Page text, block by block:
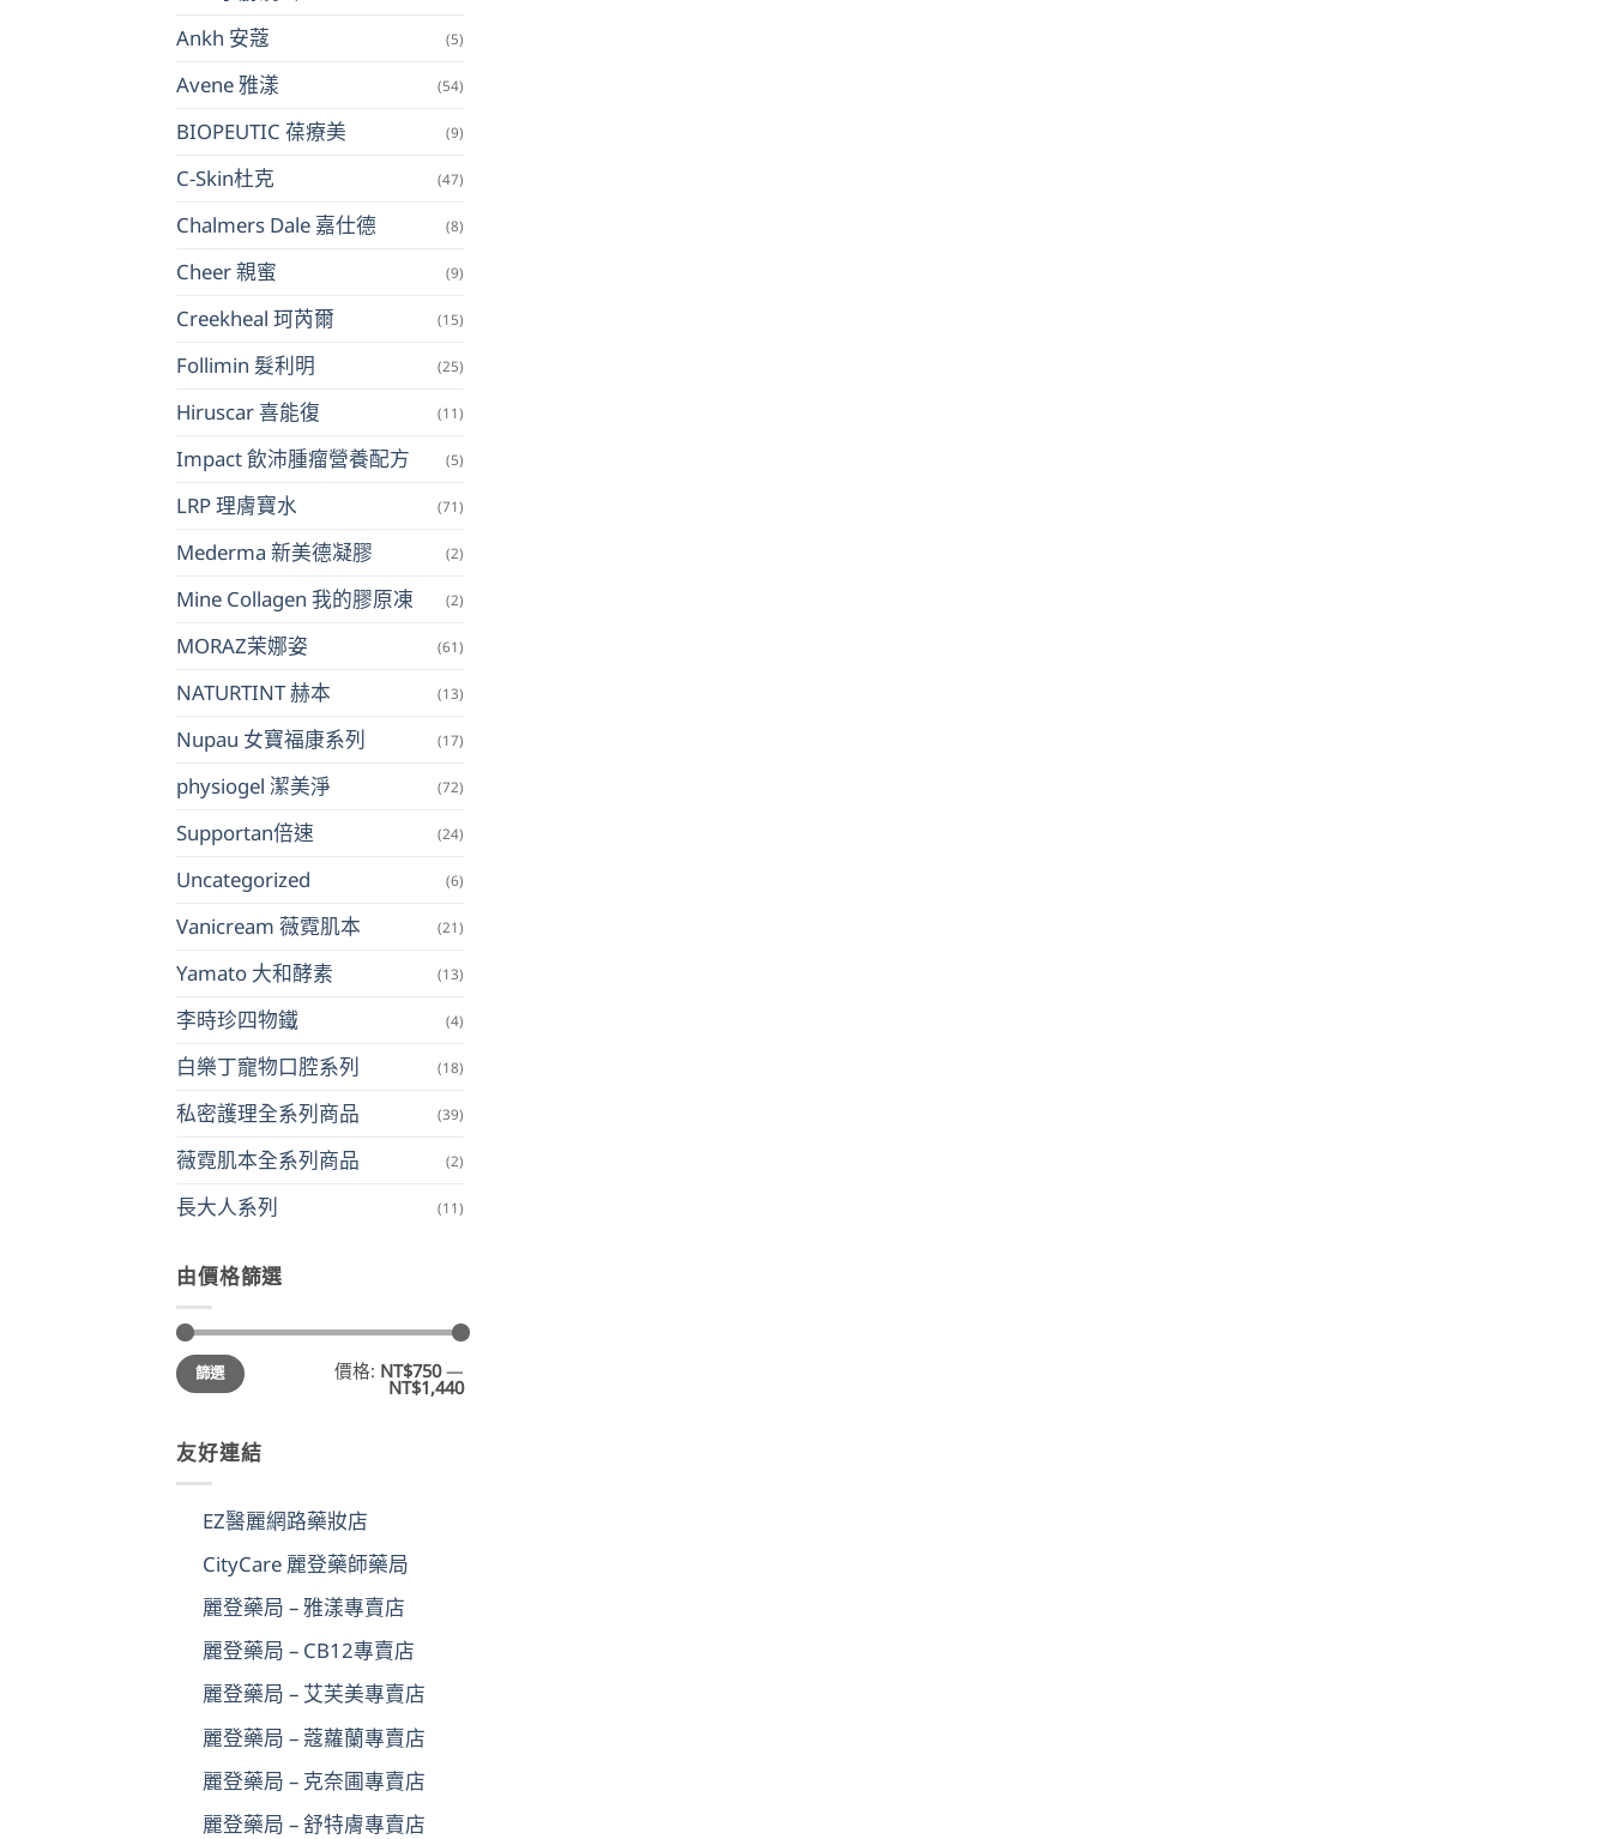
Ankh 安蔻 (5)
Avene 雅漾 (54)
BIOPEUTIC 葆療美 (9)
C-Skin杜克 (47)
Chalmers Dale 嘉仕德 (8)
Cheer 親蜜 (9)
Creekheal 珂芮爾 (15)
Follimin 髮利明 (25)
Hiruscar 喜能復 (11)
Impact 飲沛腫瘤營養配方 (5)
LRP 理膚寶水 (71)
Mederma 新美德凝膠 (2)
Mine Collagen 我的膠原凍 (2)
MORAZ茉娜姿 (61)
NATURTINT 赫本 (13)
Nupau 女寶福康系列 (17)
physiogel 潔美淨 (72)
Supportan倍速 (24)
Uncategorized (6)
Vanicream 薇霓肌本 (21)
Yamato 大和酵素 (13)
李時珍四物鐵 (4)
白樂丁寵物口腔系列 (18)
私密護理全系列商品 (39)
薇霓肌本全系列商品 (2)
長大人系列 (11)
由價格篩選
最
低
價
最
高
價
篩選 價格: NT$750—
NT$1,440
友好連結
EZ醫麗網路藥妝店
CityCare 麗登藥師藥局
麗登藥局 – 雅漾專賣店
麗登藥局 – CB12專賣店
麗登藥局 – 艾芙美專賣店
麗登藥局 – 蔻蘿蘭專賣店
麗登藥局 – 克奈圃專賣店
麗登藥局 – 舒特膚專賣店